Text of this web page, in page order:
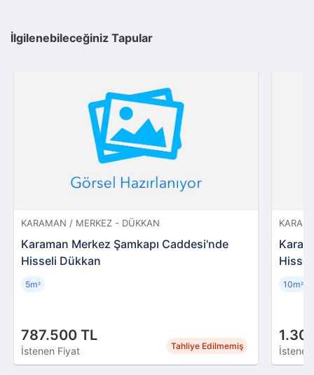
İlgilenebileceğiniz Tapular
KARAMAN / MERKEZ - DÜKKAN
Karaman Merkez Şamkapı Caddesi'nde
Hisseli Dükkan
787.500 TL
İstenen Fiyat Tahliye Edilmemiş
5m² 10m²